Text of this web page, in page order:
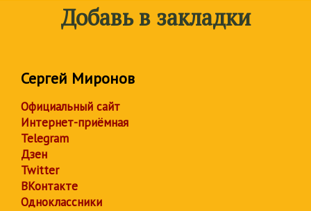
Добавь в закладки
Сергей Миронов
Официальный сайт
Интернет-приёмная
Telegram
Дзен
Twitter
ВКонтакте
Одноклассники